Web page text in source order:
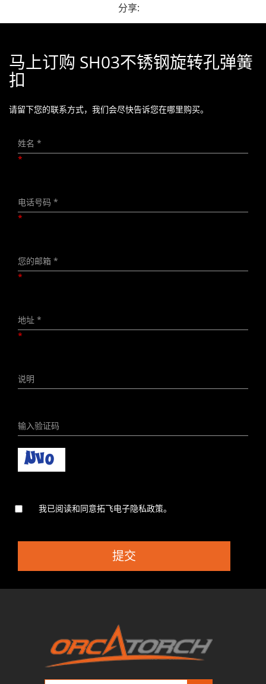
分享:
马上订购 SH03不锈钢旋转孔弹簧
扣
请留下您的联系方式，我们会尽快告诉您在哪里购买。
*
*
*
*
我已阅读和同意拓飞电子隐私政策。
提交